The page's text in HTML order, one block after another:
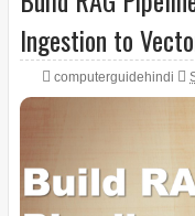
Ingestion to
computerguidehindi